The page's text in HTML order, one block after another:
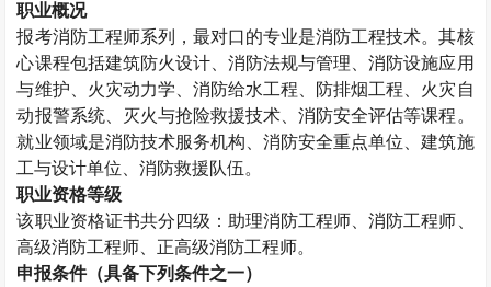
职业概况
报考消防工程师系列，最对口的专业是消防工程技术。其核
心课程包括建筑防火设计、消防法规与管理、消防设施应用
与维护、火灾动力学、消防给水工程、防排烟工程、火灾自
动报警系统、灭火与抢险救援技术、消防安全评估等课程。
就业领域是消防技术服务机构、消防安全重点单位、建筑施
工与设计单位、消防救援队伍。
职业资格等级
该职业资格证书共分四级：助理消防工程师、消防工程师、
高级消防工程师、正高级消防工程师。
申报条件（具备下列条件之一）